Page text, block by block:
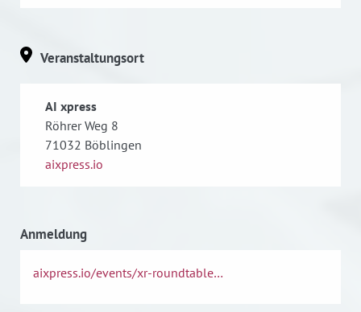
Veranstaltungsort
AI xpress
Röhrer Weg 8
71032 Böblingen
aixpress.io
Anmeldung
aixpress.io/events/xr-roundtable…